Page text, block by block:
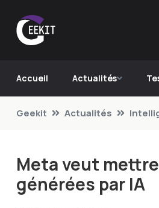
Accueil Actualités
Geekit Actualités
Meta veut
générées par IA